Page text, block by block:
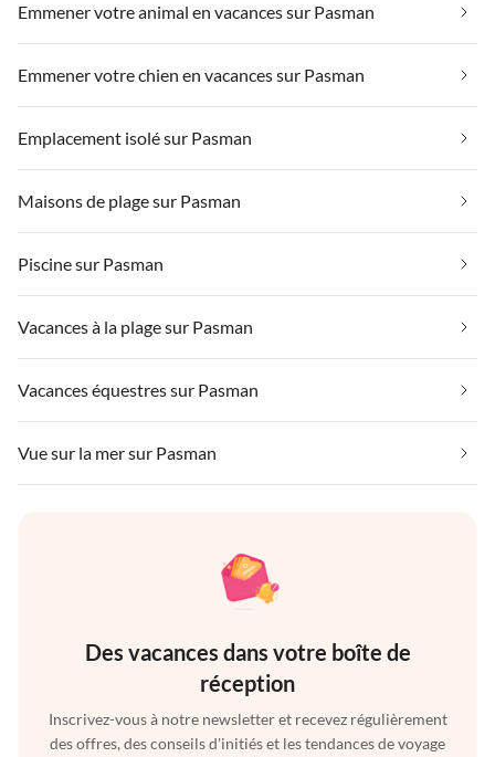
Emmener votre animal en vacances sur Pasman
Emmener votre chien en vacances sur Pasman
Emplacement isolé sur Pasman
Maisons de plage sur Pasman
Piscine sur Pasman
Vacances à la plage sur Pasman
Vacances équestres sur Pasman
Vue sur la mer sur Pasman
Des vacances dans votre boîte de
réception
Inscrivez-vous à notre newsletter et recevez régulièrement
des offres, des conseils d'initiés et les tendances de voyage